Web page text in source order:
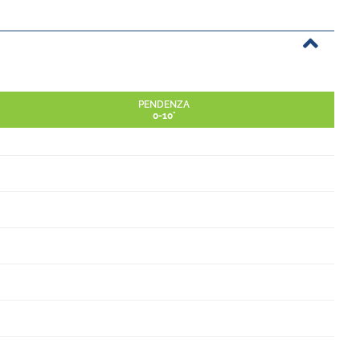
PENDENZA
0-10°